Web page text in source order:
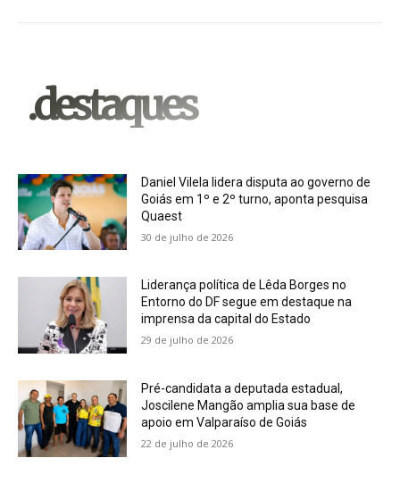
.destaques
Daniel Vilela lidera disputa ao governo de
Goiás em 1º e 2º turno, aponta pesquisa
Quaest
30 de julho de 2026
Liderança política de Lêda Borges no
Entorno do DF segue em destaque na
imprensa da capital do Estado
29 de julho de 2026
Pré-candidata a deputada estadual,
Joscilene Mangão amplia sua base de
apoio em Valparaíso de Goiás
22 de julho de 2026